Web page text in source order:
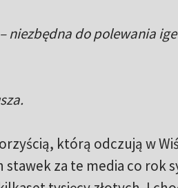
niezbędna do polewania
którą odczują w
stawek za te media co rok